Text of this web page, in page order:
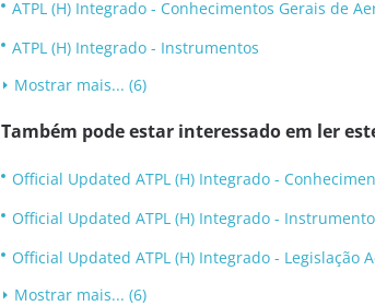
ATPL (H) Integrado - Conhecimentos Gerais de
ATPL (H) Integrado - Instrumentos
Mostrar mais... (6)
Também pode estar interessado em ler
Official Updated ATPL (H) Integrado -
Official Updated ATPL (H) Integrado -
Official Updated ATPL (H) Integrado - Legislação
Mostrar mais... (6)